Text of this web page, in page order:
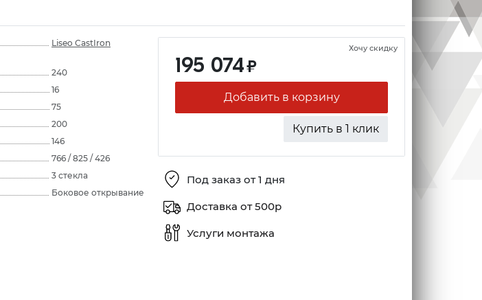
Liseo CastIron
240
16
75
200
146
766 / 825 / 426
3 стекла
Боковое открывание
195 074₽
Добавить в корзину
Купить в 1 клик
Хочу скидку
Под заказ от 1 дня
Доставка от 500р
Услуги монтажа